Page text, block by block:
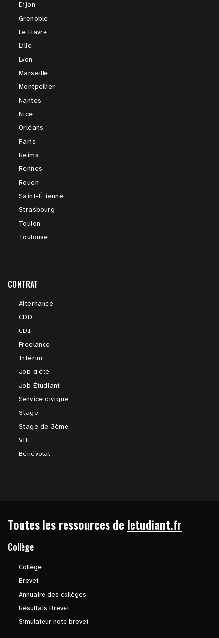
Dijon
Grenoble
Le Havre
Lille
Lyon
Marseille
Montpellier
Nantes
Nice
Orléans
Paris
Reims
Rennes
Rouen
Saint-Étienne
Strasbourg
Toulon
Toulouse
CONTRAT
Alternance
CDD
CDI
Freelance
Intérim
Job d'été
Job Étudiant
Service civique
Stage
Stage de 3ème
VIE
Bénévolat
Toutes les ressources de letudiant.fr
Collège
Collège
Brevet
Annuaire des collèges
Résultats Brevet
Simulateur note brevet